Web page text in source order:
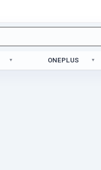
ONEPLUS